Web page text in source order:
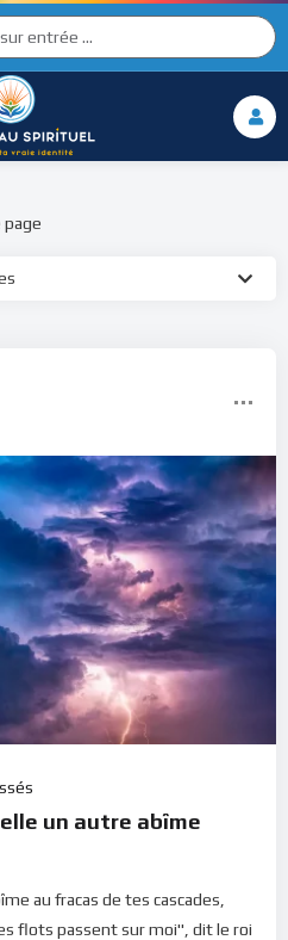
page
un autre abîme
au fracas de tes cascades,
flots passent sur moi", dit le roi